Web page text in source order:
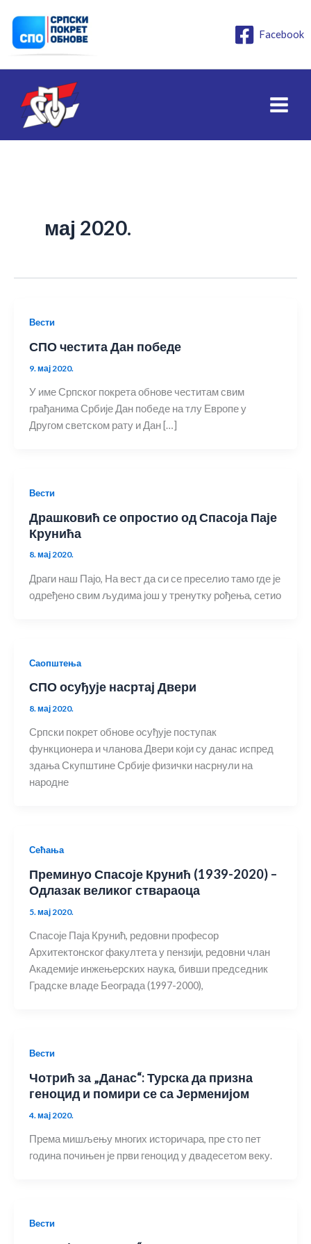
садржај
Facebook
мај 2020.
Вести
СПО честита Дан победе
9. мај 2020.
У име Српског покрета обнове честитам свим
грађанима Србије Дан победе на тлу Европе у
Другом светском рату и Дан […]
Вести
Драшковић се опростио од Спасоја Паје
Крунића
8. мај 2020.
Драги наш Пајо, На вест да си се преселио тамо где је
одређено свим људима још у тренутку рођења, сетио
Саопштења
СПО осуђује насртај Двери
8. мај 2020.
Српски покрет обнове осуђује поступак
функционера и чланова Двери који су данас испред
здања Скупштине Србије физички насрнули на
народне
Сећања
Преминуо Спасоје Крунић (1939-2020) –
Одлазак великог ствараоца
5. мај 2020.
Спасоје Паја Крунић, редовни професор
Архитектонског факултета у пензији, редовни члан
Академије инжењерских наука, бивши председник
Градске владе Београда (1997-2000),
Вести
Чотрић за „Данас“: Турска да призна
геноцид и помири се са Јерменијом
4. мај 2020.
Према мишљењу многих историчара, пре сто пет
година почињен је први геноцид у двадесетом веку.
Вести